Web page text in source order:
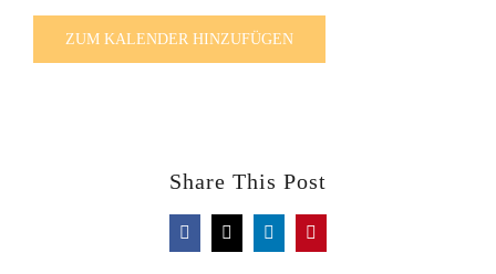
ZUM KALENDER HINZUFÜGEN
Share This Post
Facebook
X LinkedInPinterest